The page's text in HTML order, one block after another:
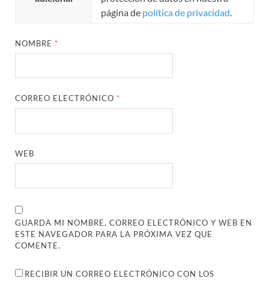
página de política de privacidad.
NOMBRE *
CORREO ELECTRÓNICO *
WEB
GUARDA MI NOMBRE, CORREO ELECTRÓNICO Y WEB EN
ESTE NAVEGADOR PARA LA PRÓXIMA VEZ QUE
COMENTE.
RECIBIR UN CORREO ELECTRÓNICO CON LOS